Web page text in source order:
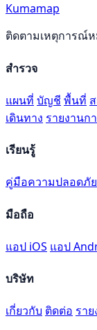
Kumamap
ติดตามเหตุการณ์
สำรวจ
แผนที่ บัญชี พื้นที่
เดินทาง รายงานก
เรียนรู้
คู่มือความปลอดภั
มือถือ
แอป iOS แอป
บริษัท
เกี่ยวกับ ติดต่อ รา